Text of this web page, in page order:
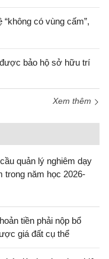
có vùng cấm”,
bảo hộ sở hữu trí
Xem thêm
quản lý nghiêm dạy
trong năm học 2026-
tiền phải nộp bổ
giá đất cụ thể